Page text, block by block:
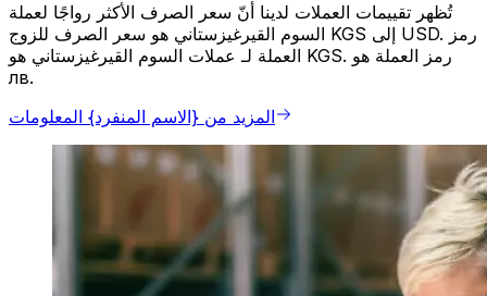
تُظهر تقييمات العملات لدينا أنّ سعر الصرف الأكثر رواجًا لعملة
السوم القيرغيزستاني هو سعر الصرف للزوج KGS إلى USD. رمز
العملة لـ عملات السوم القيرغيزستاني هو KGS. رمز العملة هو
лв.
المزيد من {الاسم المنفرد} المعلومات